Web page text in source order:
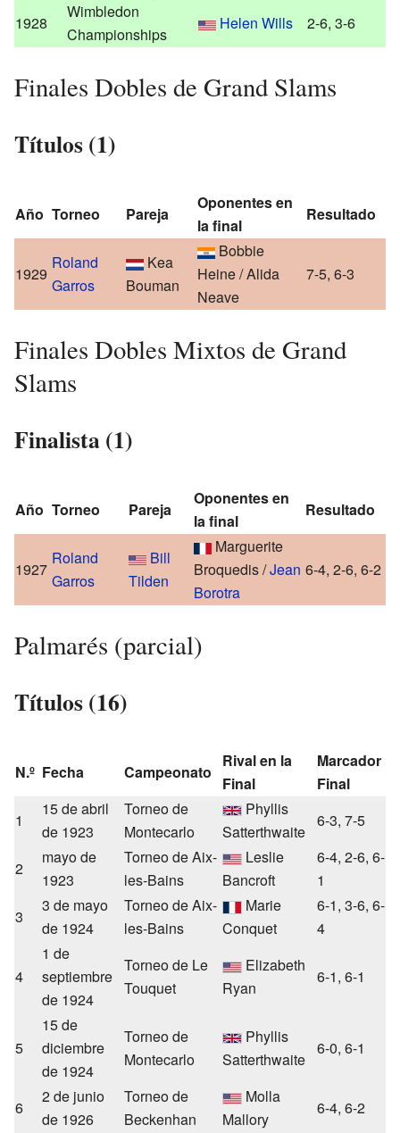
1928
Wimbledon
Championships
Helen Wills 2-6, 3-6
Finales Dobles de Grand Slams
Títulos (1)
Año Torneo Pareja
Oponentes en
la final
Resultado
1929
Roland
Garros
Kea
Bouman
Bobbie
Heine / Alida
Neave
7-5, 6-3
Finales Dobles Mixtos de Grand
Slams
Finalista (1)
Año Torneo Pareja
Oponentes en
la final
Resultado
1927
Roland
Garros
Bill
Tilden
Marguerite
Broquedis /Jean
Borotra
6-4, 2-6, 6-2
Palmarés (parcial)
Títulos (16)
N.º Fecha Campeonato
Rival en la
Final
Marcador
Final
1
15 de abril
de 1923
Torneo de
Montecarlo
Phyllis
Satterthwaite
6-3, 7-5
2
mayo de
1923
Torneo de Aix-
les-Bains
Leslie
Bancroft
6-4, 2-6, 6-
1
3
3 de mayo
de 1924
Torneo de Aix-
les-Bains
Marie
Conquet
6-1, 3-6, 6-
4
4
1 de
septiembre
de 1924
Torneo de Le
Touquet
Elizabeth
Ryan
6-1, 6-1
5
15 de
diciembre
de 1924
Torneo de
Montecarlo
Phyllis
Satterthwaite
6-0, 6-1
6
2 de junio
de 1926
Torneo de
Beckenhan
Molla
Mallory
6-4, 6-2